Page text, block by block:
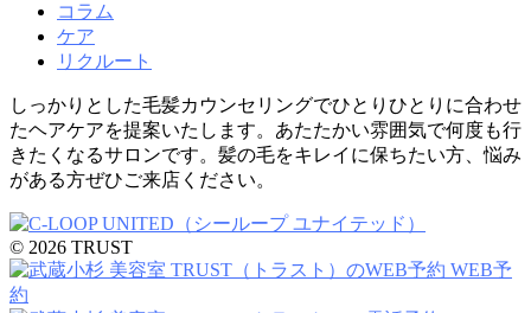
コラム
ケア
リクルート
しっかりとした毛髪カウンセリングでひとりひとりに合わせ
たヘアケアを提案いたします。あたたかい雰囲気で何度も行
きたくなるサロンです。髪の毛をキレイに保ちたい方、悩み
がある方ぜひご来店ください。
© 2026 TRUST
WEB予
約